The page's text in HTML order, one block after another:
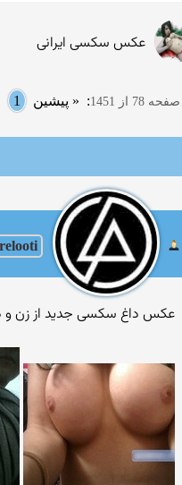
عکس سکسی ایرانی
صفحه 78 از 1451 : « پیشین 1
عکس داغ سکسی جدید از زن و